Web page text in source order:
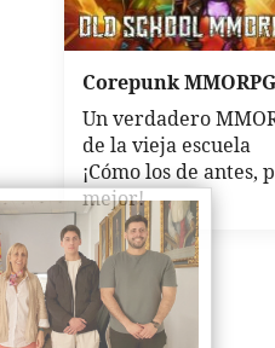
Corepunk MMORPG
Un verdadero
de la vieja escuela
¡Cómo los de antes,
mejor!